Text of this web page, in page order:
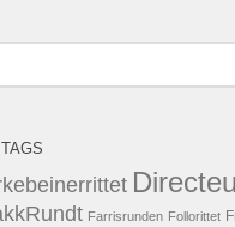
Farrisrunden Follorittet